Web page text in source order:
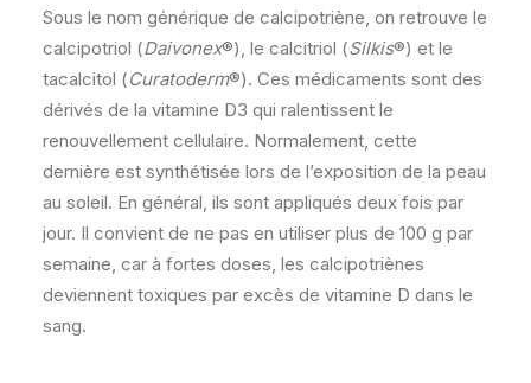
Sous le nom générique de calcipotriène, on retrouve le
calcipotriol (Daivonex®), le calcitriol (Silkis®) et le
tacalcitol (Curatoderm®). Ces médicaments sont des
dérivés de la vitamine D3 qui ralentissent le
renouvellement cellulaire. Normalement, cette
dernière est synthétisée lors de l’exposition de la peau
au soleil. En général, ils sont appliqués deux fois par
jour. Il convient de ne pas en utiliser plus de 100 g par
semaine, car à fortes doses, les calcipotriènes
deviennent toxiques par excès de vitamine D dans le
sang.